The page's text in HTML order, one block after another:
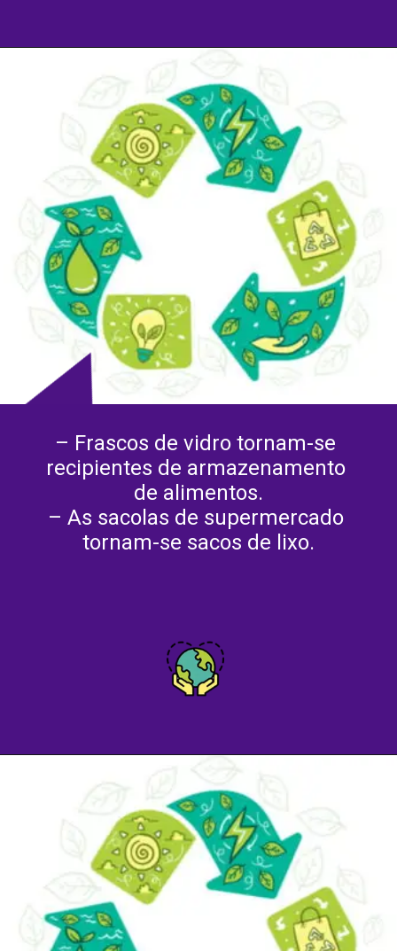
– Frascos de vidro tornam-se
recipientes de armazenamento
de alimentos.
– As sacolas de supermercado
tornam-se sacos de lixo.